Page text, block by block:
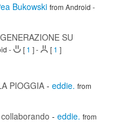
Bukowski from Android -
SU
- [ 1 ]- [ 1 ]
PIOGGIA- eddie. from
- eddie. from